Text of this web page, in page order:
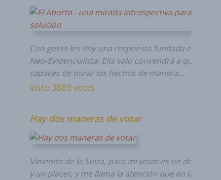
Con gusto les doy una respuesta fundada en la
Neo-Evidencialista. Ella solo convendrá a quienes
capaces de mirar los hechos de manera…
Visto 3889 veces
Hay dos maneras de votar
Viniendo de la Suiza, para mi votar es un deber
y un placer, y me llama la atención que en la